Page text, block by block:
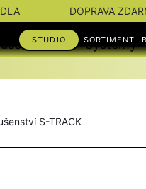
DOPRAVA
STUDIO SORTIMENT
Systémy
S-TRACK